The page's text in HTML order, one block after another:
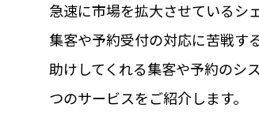
急速に市場を拡大させているシ
集客や予約受付の対応に苦戦す
助けしてくれる集客や予約のシ
つのサービスをご紹介します。
機能